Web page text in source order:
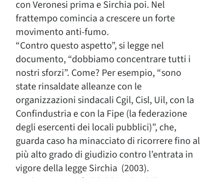
con Veronesi prima e Sirchia poi. Nel
frattempo comincia a crescere un forte
movimento anti-fumo.
“Contro questo aspetto”, si legge nel
documento, “dobbiamo concentrare tutti i
nostri sforzi”. Come? Per esempio, “sono
state rinsaldate alleanze con le
organizzazioni sindacali Cgil, Cisl, Uil, con la
Confindustria e con la Fipe (la federazione
degli esercenti dei locali pubblici)”, che,
guarda caso ha minacciato di ricorrere fino al
più alto grado di giudizio contro l’entrata in
vigore della legge Sirchia (2003).